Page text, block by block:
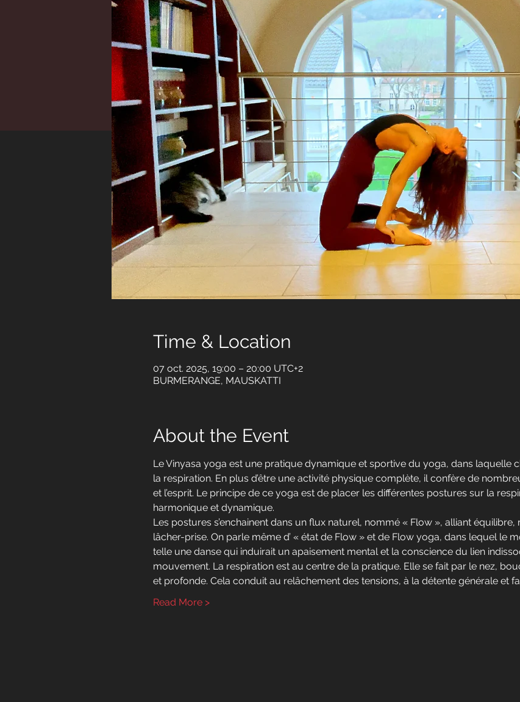
Time & Location
07 oct. 2025, 19:00 – 20:00 UTC+2
BURMERANGE, MAUSKATTI
About the Event
Le Vinyasa yoga est une pratique dynamique et sportive du yoga, dans laquelle
la respiration. En plus d’être une activité physique complète, il confère de
et l’esprit. Le principe de ce yoga est de placer les différentes postures sur la
harmonique et dynamique.
Les postures s’enchainent dans un flux naturel, nommé « Flow », alliant
lâcher-prise. On parle même d’ « état de Flow » et de Flow yoga, dans lequel le
telle une danse qui induirait un apaisement mental et la conscience du lien
mouvement. La respiration est au centre de la pratique. Elle se fait par le nez,
et profonde. Cela conduit au relâchement des tensions, à la détente générale et
Read More >